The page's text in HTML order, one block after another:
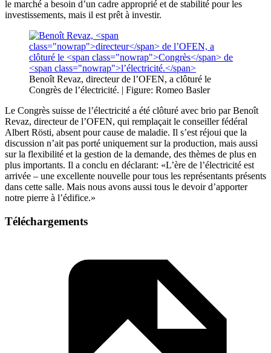
le marché a besoin d’un cadre approprié et de stabilité pour les
investissements, mais il est prêt à investir.
Benoît Revaz, directeurde l’OFEN, a clôturé le
Congrès de l’électricité. | Figure: Romeo Basler
Le Congrès suisse de l’électricité a été clôturé avec brio parBenoît
Revaz, directeurde l’OFEN, qui remplaçait le conseiller fédéral
Albert Rösti, absent pour cause de maladie. Il s’est réjoui que la
discussion n’ait pas porté uniquement sur la production, mais aussi
sur la flexibilité et la gestion de la demande, des thèmes de plus en
plus importants. Il a conclu en déclarant: «L’ère de l’électricité est
arrivée – une excellente nouvelle pour tous les représentants présents
dans cette salle. Mais nous avons aussi tous le devoir d’apporter
notre pierre à l’édifice.»
Téléchargements